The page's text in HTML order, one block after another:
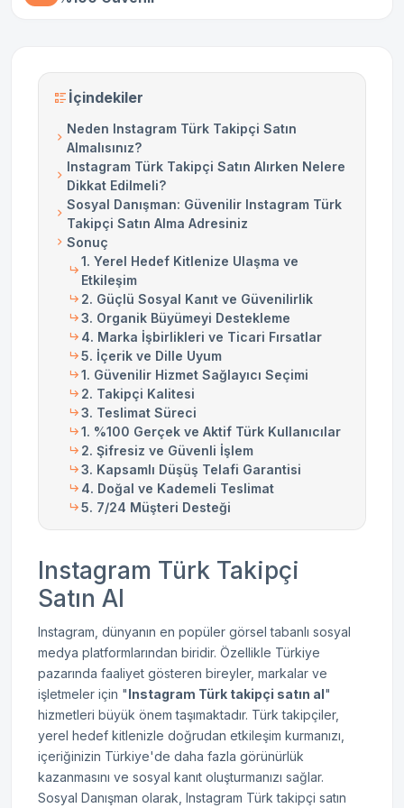
İçindekiler
Neden Instagram Türk Takipçi Satın
Almalısınız?
Instagram Türk Takipçi Satın Alırken Nelere
Dikkat Edilmeli?
Sosyal Danışman: Güvenilir Instagram Türk
Takipçi Satın Alma Adresiniz
Sonuç
1. Yerel Hedef Kitlenize Ulaşma ve
Etkileşim
2. Güçlü Sosyal Kanıt ve Güvenilirlik
3. Organik Büyümeyi Destekleme
4. Marka İşbirlikleri ve Ticari Fırsatlar
5. İçerik ve Dille Uyum
1. Güvenilir Hizmet Sağlayıcı Seçimi
2. Takipçi Kalitesi
3. Teslimat Süreci
1. %100 Gerçek ve Aktif Türk Kullanıcılar
2. Şifresiz ve Güvenli İşlem
3. Kapsamlı Düşüş Telafi Garantisi
4. Doğal ve Kademeli Teslimat
5. 7/24 Müşteri Desteği
Instagram Türk Takipçi
Satın Al
Instagram, dünyanın en popüler görsel tabanlı sosyal
medya platformlarından biridir. Özellikle Türkiye
pazarında faaliyet gösteren bireyler, markalar ve
işletmeler için "Instagram Türk takipçi satın al"
hizmetleri büyük önem taşımaktadır. Türk takipçiler,
yerel hedef kitlenizle doğrudan etkileşim kurmanızı,
içeriğinizin Türkiye'de daha fazla görünürlük
kazanmasını ve sosyal kanıt oluşturmanızı sağlar.
Sosyal Danışman olarak, Instagram Türk takipçi satın